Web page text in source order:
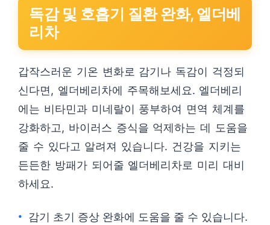
독감 및 호흡기 질환 완화, 엘더베
리차
갑작스러운 기온 변화로 감기나 독감이 걱정되
신다면, 엘더베리차에 주목해보세요. 엘더베리
에는 비타민과 미네랄이 풍부하여 면역 체계를
강화하고, 바이러스 증식을 억제하는 데 도움을
줄 수 있다고 알려져 있습니다. 건강을 지키는
든든한 방패가 되어줄 엘더베리차로 미리 대비
하세요.
감기 초기 증상 완화에 도움을 줄 수 있습니다.